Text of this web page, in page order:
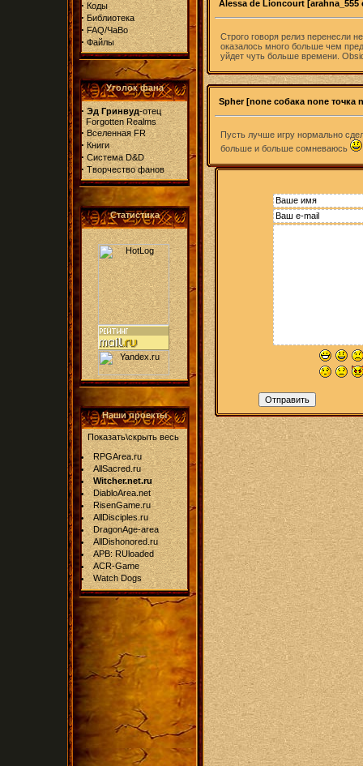
· Коды
· Библиотека
· FAQ/ЧаВо
· Файлы
Уголок фана
· Эд Гринвуд-отец
Forgotten Realms
· Вселенная FR
· Книги
· Система D&D
· Творчество фанов
Статистика
Наши проекты
Показать\скрыть весь
RPGArea.ru
AllSacred.ru
Witcher.net.ru
DiabloArea.net
RisenGame.ru
AllDisciples.ru
DragonAge-area
AllDishonored.ru
APB: RUloaded
ACR-Game
Watch Dogs
Alessa de Lioncourt [arahna_555
Строго говоря релиз перенесли
оказалось много больше чем
уйдет чуть больше времени.
Spher [none собака none точка
Пусть лучше игру нормально
больше и больше сомневаюсь